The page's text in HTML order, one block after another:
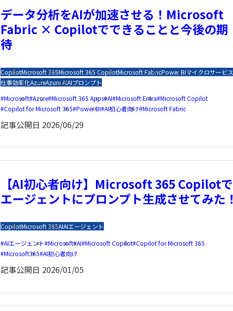
データ分析をAIが加速させる！Microsoft
Fabric × Copilotでできることと今後の期
待
CopilotMicrosoft 365Microsoft 365 CopilotMicrosoft FabricPower BIマイクロサービス
仕事効率化AzureAzure AIAIプロンプト
Microsoft Azure Microsoft 365 Apps AI Microsoft Entra Microsoft Copilot
Copilot for Microsoft 365 Power BI AI初心者向け Microsoft Fabric
記事公開日 2026/06/29
【AI初心者向け】Microsoft 365 Copilotで
エージェントにプロンプト生成させてみた！
CopilotMicrosoft 365AIAIエージェント
AIエージェント Microsoft AI Microsoft Copilot Copilot for Microsoft 365
Microsoft365 AI初心者向け
記事公開日 2026/01/05